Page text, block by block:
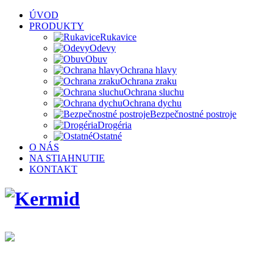
ÚVOD
PRODUKTY
Rukavice
Odevy
Obuv
Ochrana hlavy
Ochrana zraku
Ochrana sluchu
Ochrana dychu
Bezpečnostné postroje
Drogéria
Ostatné
O NÁS
NA STIAHNUTIE
KONTAKT